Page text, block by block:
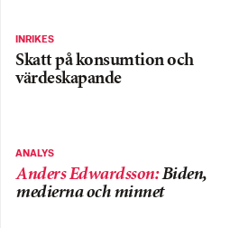
INRIKES
Skatt på konsumtion och
värdeskapande
ANALYS
Anders Edwardsson:Biden,
medierna och minnet